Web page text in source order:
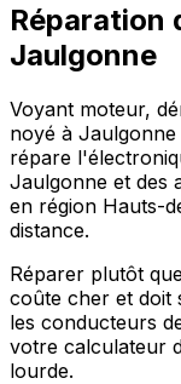
Réparation
Jaulgonne
Voyant moteur,
noyé à
répare
Jaulgonne et des
en région Hauts-
distance.
Réparer plutôt
coûte cher et doit
les conducteurs
votre calculateur
lourde.